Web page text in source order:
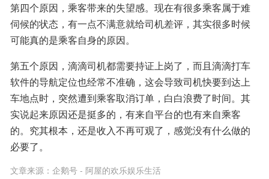
第四个原因，乘客带来的失望感。现在有很多乘客属于难
伺候的状态，有一点不满意就给司机差评，其实很多时候
可能真的是乘客自身的原因。
第五个原因，滴滴司机都需要持证上岗了，而且滴滴打车
软件的导航定位也经常不准确，这会导致司机快要到达上
车地点时，突然遭到乘客取消订单，白白浪费了时间。其
实说起来原因还是挺多的，有来自平台的也有来自乘客
的。究其根本，还是收入不再可观了，感觉没有什么做的
必要了。
文章来源： 企鹅号 - 阿屋的欢乐娱乐生活